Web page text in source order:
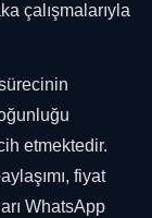
çalışmalarıyla
etmektedir.
fiyat
WhatsApp